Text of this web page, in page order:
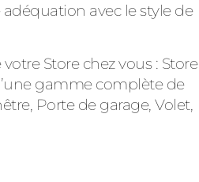
avec le style de
Store chez vous : Store
gamme complète de
Porte de garage, Volet,